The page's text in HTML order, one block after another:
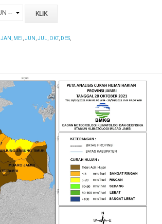
JAN MEI JUN JUL OKT, DES,